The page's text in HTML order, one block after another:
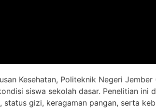
Kesehatan, Politeknik Negeri
siswa sekolah dasar. Penelitian ini
gizi, keragaman pangan, serta